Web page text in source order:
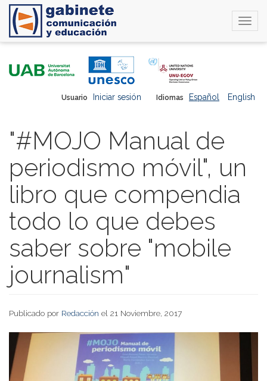
Idiomas Español English
Usuario Iniciar sesión
"#MOJO Manual de
periodismo móvil", un
libro que compendia
todo lo que debes
saber sobre "mobile
journalism"
Publicado por Redacción el 21 Noviembre, 2017